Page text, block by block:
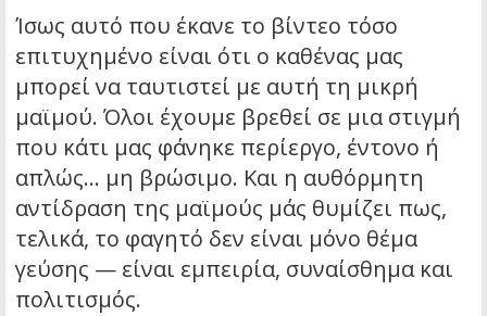
Ίσως αυτό που έκανε το βίντεο τόσο
επιτυχημένο είναι ότι ο καθένας μας
μπορεί να ταυτιστεί με αυτή τη μικρή
μαϊμού. Όλοι έχουμε βρεθεί σε μια στιγμή
που κάτι μας φάνηκε περίεργο, έντονο ή
απλώς… μη βρώσιμο. Και η αυθόρμητη
αντίδραση της μαϊμούς μάς θυμίζει πως,
τελικά, το φαγητό δεν είναι μόνο θέμα
γεύσης — είναι εμπειρία, συναίσθημα και
πολιτισμός.